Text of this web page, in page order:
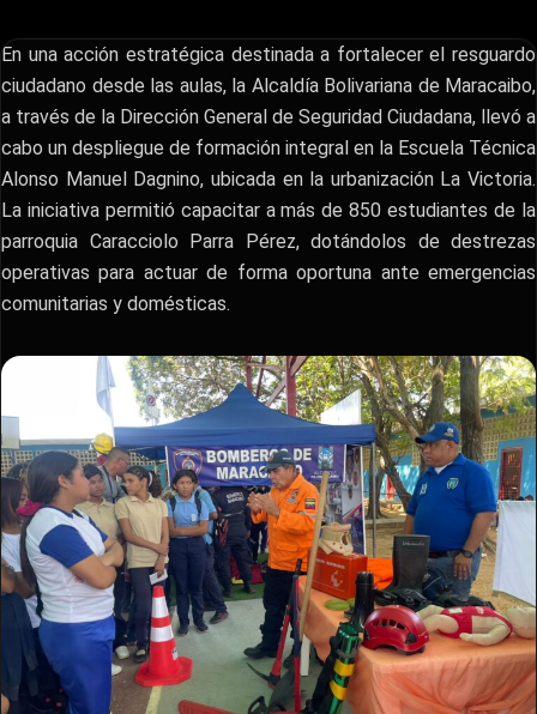
En una acción estratégica destinada a fortalecer el resguardo
ciudadano desde las aulas, la Alcaldía Bolivariana de Maracaibo,
a través de la Dirección General de Seguridad Ciudadana, llevó a
cabo un despliegue de formación integral en la Escuela Técnica
Alonso Manuel Dagnino, ubicada en la urbanización La Victoria.
La iniciativa permitió capacitar a más de 850 estudiantes de la
parroquia Caracciolo Parra Pérez, dotándolos de destrezas
operativas para actuar de forma oportuna ante emergencias
comunitarias y domésticas.